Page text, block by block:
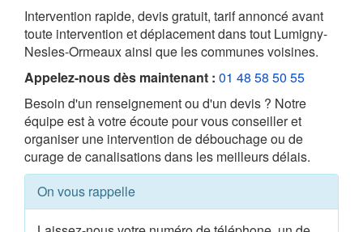
Intervention rapide, devis gratuit, tarif annoncé avant
toute intervention et déplacement dans tout Lumigny-
Nesles-Ormeaux ainsi que les communes voisines.
Appelez-nous dès maintenant : 01 48 58 50 55
Besoin d'un renseignement ou d'un devis ? Notre
équipe est à votre écoute pour vous conseiller et
organiser une intervention de débouchage ou de
curage de canalisations dans les meilleurs délais.
On vous rappelle